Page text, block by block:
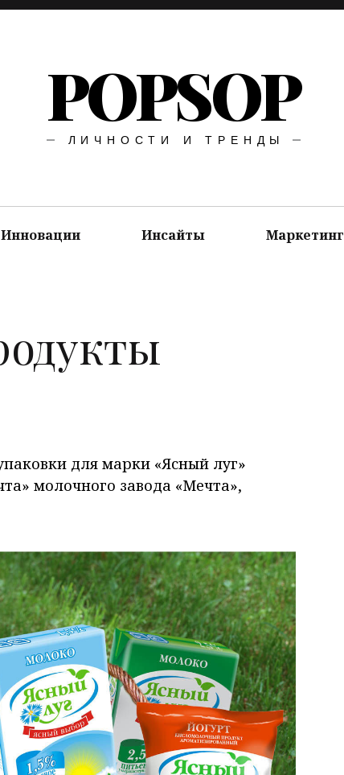
POPSOP
ЛИЧНОСТИ И ТРЕНДЫ
Инновации Инсайты Маркетинг
для марки «Ясный луг»
молочного завода «Мечта»,